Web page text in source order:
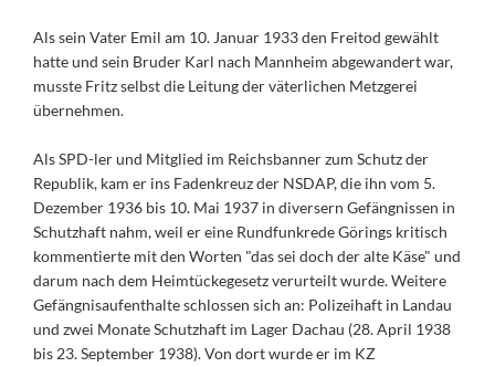
Als sein Vater Emil am 10. Januar 1933 den Freitod gewählt
hatte und sein Bruder Karl nach Mannheim abgewandert war,
musste Fritz selbst die Leitung der väterlichen Metzgerei
übernehmen.
Als SPD-ler und Mitglied im Reichsbanner zum Schutz der
Republik, kam er ins Fadenkreuz der NSDAP, die ihn vom 5.
Dezember 1936 bis 10. Mai 1937 in diversern Gefängnissen in
Schutzhaft nahm, weil er eine Rundfunkrede Görings kritisch
kommentierte mit den Worten "das sei doch der alte Käse" und
darum nach dem Heimtückegesetz verurteilt wurde. Weitere
Gefängnisaufenthalte schlossen sich an: Polizeihaft in Landau
und zwei Monate Schutzhaft im Lager Dachau (28. April 1938
bis 23. September 1938). Von dort wurde er im KZ